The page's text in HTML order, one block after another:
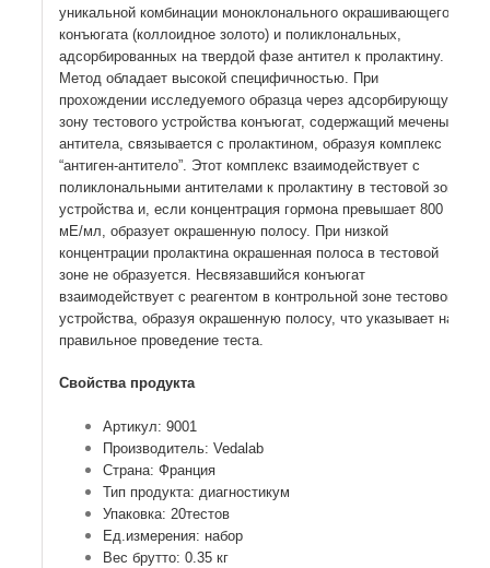
уникальной комбинации моноклонального окрашивающего
конъюгата (коллоидное золото) и поликлональных,
адсорбированных на твердой фазе антител к пролактину.
Метод обладает высокой специфичностью. При
прохождении исследуемого образца через адсорбирующую
зону тестового устройства конъюгат, содержащий меченые
антитела, связывается с пролактином, образуя комплекс
“антиген-антитело”. Этот комплекс взаимодействует с
поликлональными антителами к пролактину в тестовой зоне
устройства и, если концентрация гормона превышает 800
мЕ/мл, образует окрашенную полосу. При низкой
концентрации пролактина окрашенная полоса в тестовой
зоне не образуется. Несвязавшийся конъюгат
взаимодействует с реагентом в контрольной зоне тестового
устройства, образуя окрашенную полосу, что указывает на
правильное проведение теста.
Свойства продукта
Артикул: 9001
Производитель: Vedalab
Страна: Франция
Тип продукта: диагностикум
Упаковка: 20тестов
Ед.измерения: набор
Вес брутто: 0.35 кг